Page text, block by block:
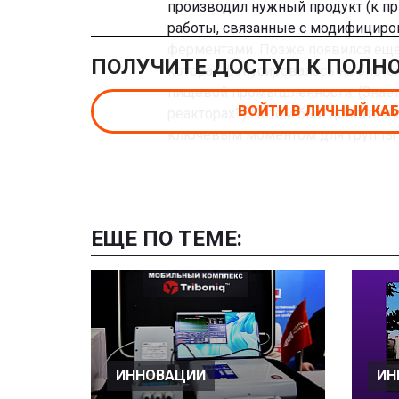
производил нужный продукт (к
работы, связанные с
которая фокусировалась на
пищевой промышленности.
реакторах?) Потом был
ключевым моментом для группы
ПОЛУЧИТЕ ДОСТУП К
ВОЙТИ В ЛИЧНЫЙ
ЕЩЕ ПО ТЕМЕ:
ИННОВАЦИИ